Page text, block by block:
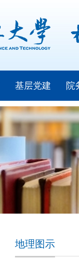
基层党建 院
地理图示